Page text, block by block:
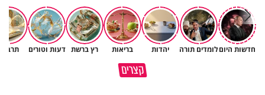
חדשות היוםלומדים תורה יהדות בריאות רץ ברשת דעות וטורים
קצריםמדוע האמונה נמשלה למלח?
גם ׳הרע׳ זה הרחמים של בורא